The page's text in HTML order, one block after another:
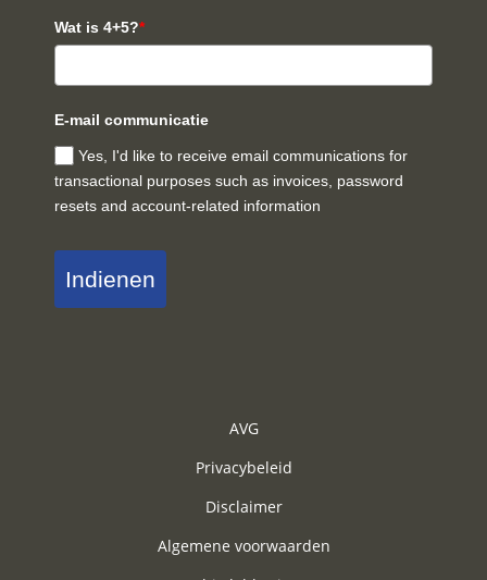
Wat is 4+5?*
E-mail communicatie
Yes, I'd like to receive email communications for
transactional purposes such as invoices, password
resets and account-related information
Indienen
AVG
Privacybeleid
Disclaimer
Algemene voorwaarden